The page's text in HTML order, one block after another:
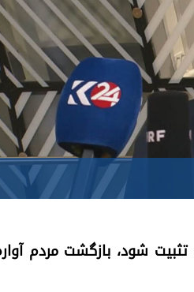
شود، بازگشت مردم